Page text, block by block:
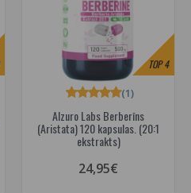
TOP4
Alzuro Labs Berberīns
(Aristata) 120 kapsulas. (20:1
ekstrakts)
(1)
24,95€